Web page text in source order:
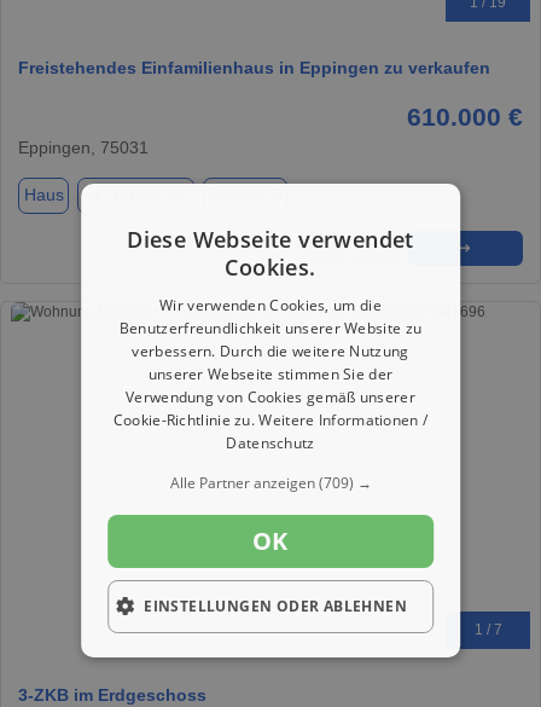
Freistehendes Einfamilienhaus in Eppingen zu verkaufen
610.000 €
Eppingen, 75031
Haus ca. 120,00 m²
★ ➦ ➜
1 / 7
3-ZKB im Erdgeschoss
Diese Webseite verwendet
Cookies.
Wir verwenden Cookies, um die
Benutzerfreundlichkeit unserer Website zu
verbessern. Durch die weitere Nutzung
unserer Webseite stimmen Sie der
Verwendung von Cookies gemäß unserer
Cookie-Richtlinie zu.Weitere Informationen /
Datenschutz
Alle Partner anzeigen(709) →
OK
EINSTELLUNGEN ODER ABLEHNEN